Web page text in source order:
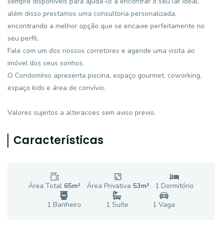
além disso prestamos uma consultoria personalizada,
encontrando a melhor opção que se encaixe perfeitamente no
seu perfil.
Fale com um dos nossos corretores e agende uma visita ao
imóvel dos seus sonhos.
O Condomínio apresenta piscina, espaço gourmet, coworking,
espaço kids e área de convívio.
Valores sujeitos a alteracoes sem aviso previo.
Características
Área Total 65m² Área Privativa 53m² 1 Dormitório
1 Banheiro 1 Suíte 1 Vaga